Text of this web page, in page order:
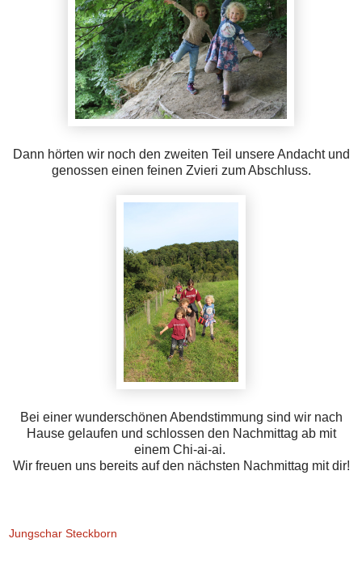
Dann hörten wir noch den zweiten Teil unsere Andacht und
genossen einen feinen Zvieri zum Abschluss.
Bei einer wunderschönen Abendstimmung sind wir nach
Hause gelaufen und schlossen den Nachmittag ab mit
einem Chi-ai-ai.
Wir freuen uns bereits auf den nächsten Nachmittag mit dir!
Jungschar Steckborn